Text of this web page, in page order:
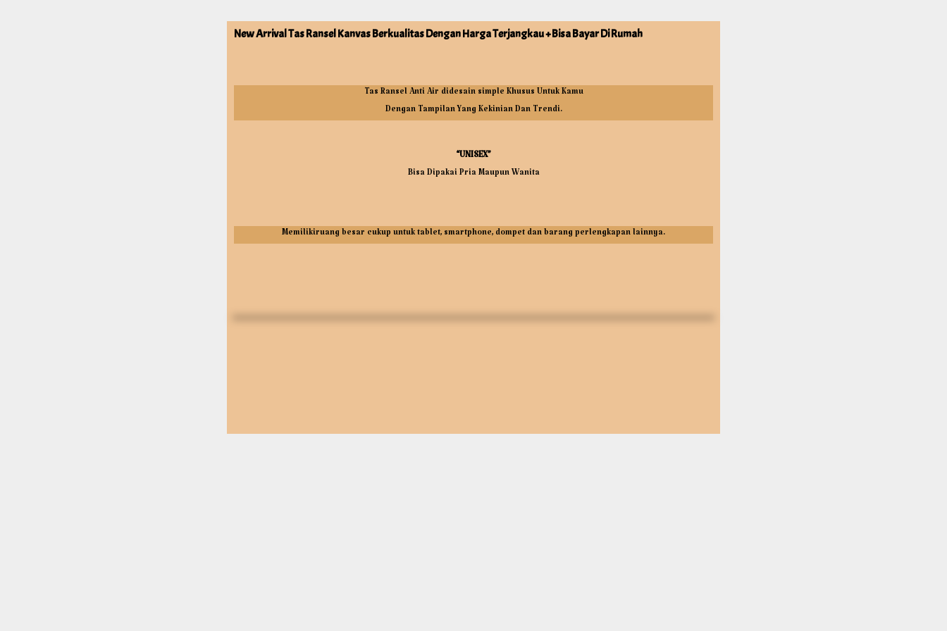
New Arrival Tas Ransel Kanvas Berkualitas Dengan Harga Terjangkau + Bisa Bayar Di Rumah
Tas Ransel Anti Air didesain simple Khusus Untuk Kamu
Dengan Tampilan Yang Kekinian Dan Trendi.
“UNISEX”
Bisa Dipakai Pria Maupun Wanita
Memilikiruang besar cukup untuk tablet, smartphone, dompet dan barang perlengkapan lainnya.